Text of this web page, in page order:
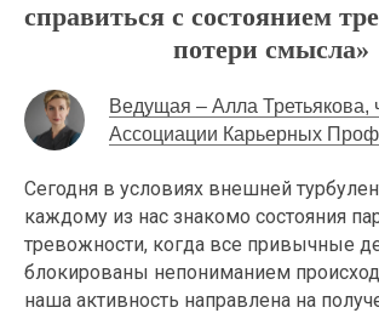
справиться с состоянием
потери смысла»
Ведущая – Алла Третьякова,
Ассоциации Карьерных
Сегодня в условиях внешней
каждому из нас знакомо состояния
тревожности, когда все привычные
блокированы непониманием
наша активность направлена на